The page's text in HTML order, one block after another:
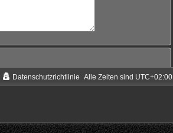
Alle Zeiten sind UTC+02:00
Datenschutzrichtlinie